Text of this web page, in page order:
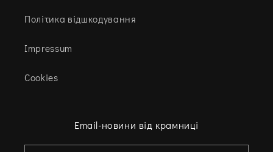
Політика відшкодування
Impressum
Cookies
Email-новини від крамниці